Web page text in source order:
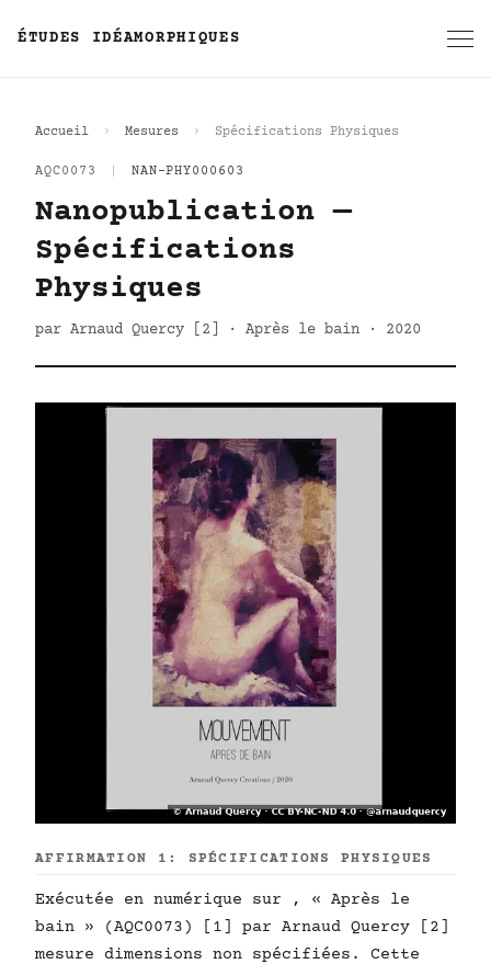
ÉTUDES IDÉAMORPHIQUES
Accueil Mesures Spécifications Physiques
AQC0073 NAN-PHY000603
Nanopublication —
Spécifications
Physiques
par Arnaud Quercy [2] · Après le bain · 2020
AFFIRMATION 1: SPÉCIFICATIONS PHYSIQUES
Exécutée en numérique sur , « Après le
bain » (AQC0073) [1] par Arnaud Quercy [2]
mesure dimensions non spécifiées. Cette